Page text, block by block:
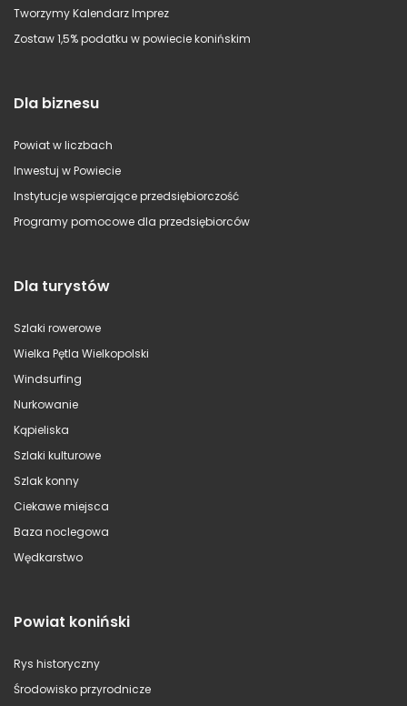
Tworzymy Kalendarz Imprez
Zostaw 1,5% podatku w powiecie konińskim
Dla biznesu
Powiat w liczbach
Inwestuj w Powiecie
Instytucje wspierające przedsiębiorczość
Programy pomocowe dla przedsiębiorców
Dla turystów
Szlaki rowerowe
Wielka Pętla Wielkopolski
Windsurfing
Nurkowanie
Kąpieliska
Szlaki kulturowe
Szlak konny
Ciekawe miejsca
Baza noclegowa
Wędkarstwo
Powiat koniński
Rys historyczny
Środowisko przyrodnicze